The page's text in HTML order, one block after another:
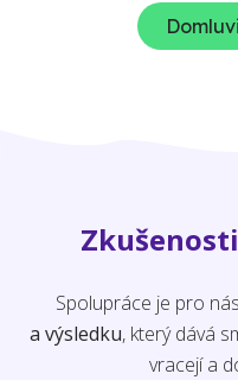
Spolupráce je pro
a výsledku, který dává
vracejí a